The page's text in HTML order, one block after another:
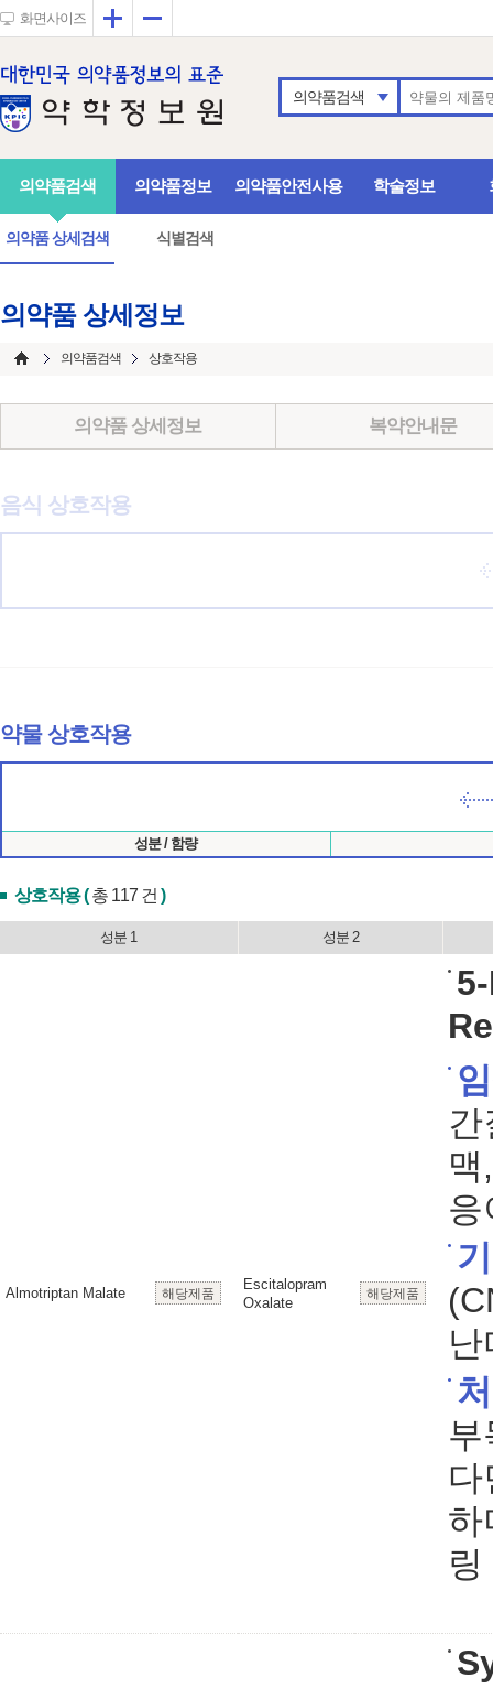
화면사이즈 확대
의약품검색
의약품검색
의약품 상세검색 식별검색
의약품정보 의약품안전사용 학술정보
의약품 상세정보
의약품검색 상호작용
의약품 상세정보 복약안내문
음식 상호작용
약물 상호작용
성분 / 함량
상호작용 (총 117 건 )
성분 1 성분 2
Almotriptan Malate 해당제품
Escitalopram
Oxalate
해당제품
응
난
부
다
하